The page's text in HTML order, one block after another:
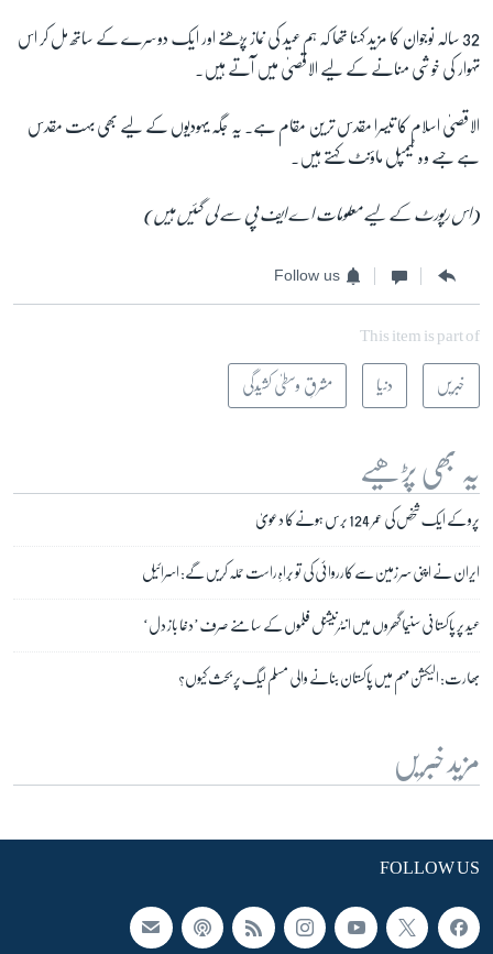
32 سالہ نوجوان کا مزید کہنا تھا کہ ہم عید کی نماز پڑھنے اور ایک دوسرے کے ساتھ مل کر اس
تہوار کی خوشی منانے کے لیے الاقصیٰ میں آتے ہیں۔
الاقصیٰ اسلام کا تیسرا مقدس ترین مقام ہے۔ یہ جگہ یہودیوں کے لیے بھی بہت مقدس
ہے جسے وہ ٹیمپل ماؤنٹ کہتے ہیں۔
(اس رپورٹ کے لیے معلومات اے ایف پی سے لی گئیں ہیں)
Follow us
This item is part of
خبریں دنیا مشرقِ وسطیٰ کشیدگی
یہ بھی پڑھیے
پرو کے ایک شخص کی عمر 124 برس ہونے کا دعویٰ
ایران نے اپنی سر زمین سے کارروائی کی تو براہِ راست حملہ کریں گے: اسرائیل
عید پر پاکستانی سنیما گھروں میں انٹرنیشنل فلموں کے سامنے صرف ’دغا باز دل‘
بھارت: الیکشن مہم میں پاکستان بنانے والی مسلم لیگ پر بحث کیوں؟
مزید خبریں
FOLLOW US